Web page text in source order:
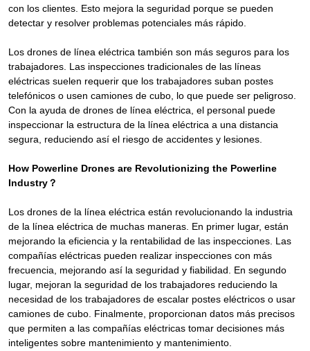
con los clientes. Esto mejora la seguridad porque se pueden
detectar y resolver problemas potenciales más rápido.
Los drones de línea eléctrica también son más seguros para los
trabajadores. Las inspecciones tradicionales de las líneas
eléctricas suelen requerir que los trabajadores suban postes
telefónicos o usen camiones de cubo, lo que puede ser peligroso.
Con la ayuda de drones de línea eléctrica, el personal puede
inspeccionar la estructura de la línea eléctrica a una distancia
segura, reduciendo así el riesgo de accidentes y lesiones.
How Powerline Drones are Revolutionizing the Powerline
Industry？
Los drones de la línea eléctrica están revolucionando la industria
de la línea eléctrica de muchas maneras. En primer lugar, están
mejorando la eficiencia y la rentabilidad de las inspecciones. Las
compañías eléctricas pueden realizar inspecciones con más
frecuencia, mejorando así la seguridad y fiabilidad. En segundo
lugar, mejoran la seguridad de los trabajadores reduciendo la
necesidad de los trabajadores de escalar postes eléctricos o usar
camiones de cubo. Finalmente, proporcionan datos más precisos
que permiten a las compañías eléctricas tomar decisiones más
inteligentes sobre mantenimiento y mantenimiento.